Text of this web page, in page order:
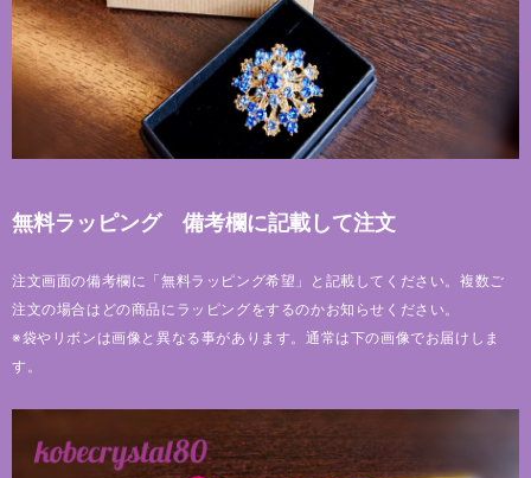
無料ラッピング 備考欄に記載して注文
注文画面の備考欄に「無料ラッピング希望」と記載してください。複数ご
注文の場合はどの商品にラッピングをするのかお知らせください。
※袋やリボンは画像と異なる事があります。通常は下の画像でお届けしま
す。